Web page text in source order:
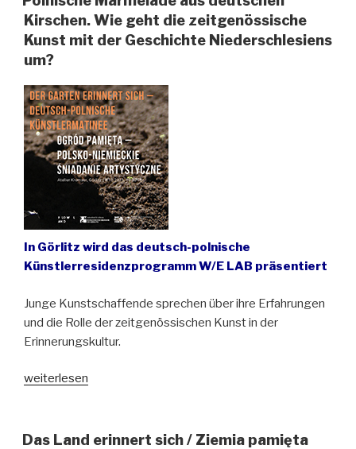
Rudelstadt“
Kirschen. Wie geht die zeitgenössische
Kunst mit der Geschichte Niederschlesiens
um?
In Görlitz wird das deutsch-polnische
Künstlerresidenzprogramm W/E LAB präsentiert
Junge Kunstschaffende sprechen über ihre Erfahrungen
und die Rolle der zeitgenössischen Kunst in der
Erinnerungskultur.
„Polnische
deutschen
weiterlesen
Das Land erinnert sich / Ziemia pamięta